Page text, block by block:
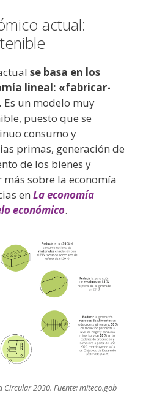
actual:
se basa en los
lineal: «fabricar-
Es un modelo muy
puesto que se
consumo y
primas, generación de
de los bienes y
sobre la economía
en La economía
económico.
Circular 2030. Fuente: miteco.gob